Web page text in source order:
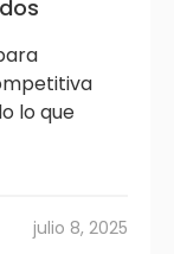
lo que
julio 8, 2025